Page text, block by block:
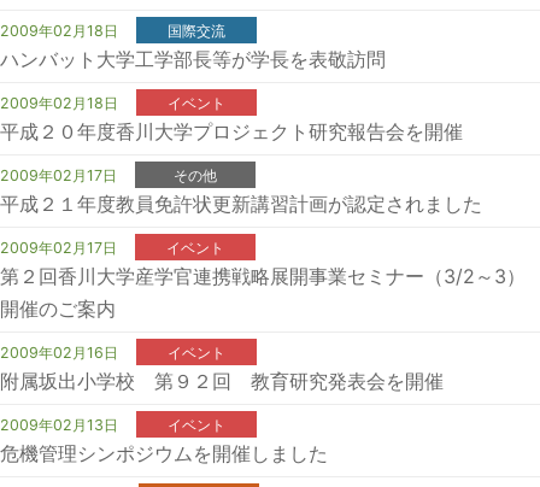
2009年02月18日 国際交流
ハンバット大学工学部長等が学長を表敬訪問
2009年02月18日 イベント
平成２０年度香川大学プロジェクト研究報告会を開催
2009年02月17日 その他
平成２１年度教員免許状更新講習計画が認定されました
2009年02月17日 イベント
第２回香川大学産学官連携戦略展開事業セミナー（3/2～3）
開催のご案内
2009年02月16日 イベント
附属坂出小学校 第９２回 教育研究発表会を開催
2009年02月13日 イベント
危機管理シンポジウムを開催しました